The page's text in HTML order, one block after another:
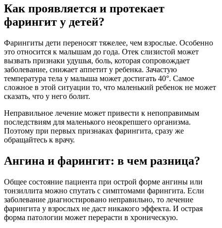
Как проявляется и протекает
фарингит у детей?
Фарингиты дети переносят тяжелее, чем взрослые. Особенно
это относится к малышам до года. Отек слизистой может
вызвать признаки удушья, боль, которая сопровождает
заболевание, снижает аппетит у ребенка. Зачастую
температура тела у малыша может достигать 40°. Самое
сложное в этой ситуации то, что маленький ребенок не может
сказать, что у него болит.
Неправильное лечение может привести к непоправимым
последствиям для маленького неокрепшего организма.
Поэтому при первых признаках фарингита, сразу же
обращайтесь к врачу.
Ангина и фарингит: в чем разница?
Общее состояние пациента при острой форме ангины или
тонзиллита можно спутать с симптомами фарингита. Если
заболевание диагностировано неправильно, то лечение
фарингита у взрослых не даст никакого эффекта. И острая
форма патологии может перерасти в хроническую.